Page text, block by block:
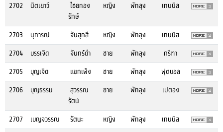
2702 นิตเยาว์
ไชยทอง
รักษ์
หญิง พัทลุง เทนนิส
2703 นุการณ์ จันสุกสี หญิง พัทลุง
เทนนิส
2704
บรรเจิด จันทร์ดำ ชาย พัทลุง
กรีฑา
2705
บุญเจิด แขกเพ็ง ชาย พัทลุง
ฟุตบอล
2706
บุญธรรม
สุวรรณ
รัตน์
ชาย พัทลุง เปตอง
2707 เบญจวรรณ รัตนะ หญิง พัทลุง
เทนนิส